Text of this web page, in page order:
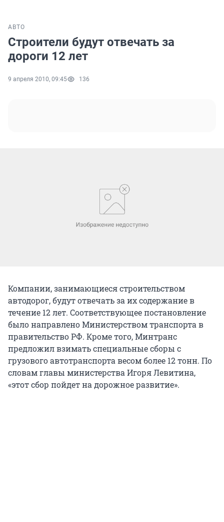
АВТО
Строители будут отвечать за
дороги 12 лет
9 апреля 2010, 09:45 136
Компании, занимающиеся строительством
автодорог, будут отвечать за их содержание в
течение 12 лет. Соответствующее постановление
было направлено Министерством транспорта в
правительство РФ. Кроме того, Минтранс
предложил взимать специальные сборы с
грузового автотранспорта весом более 12 тонн. По
словам главы министерства Игоря Левитина,
«этот сбор пойдет на дорожное развитие».